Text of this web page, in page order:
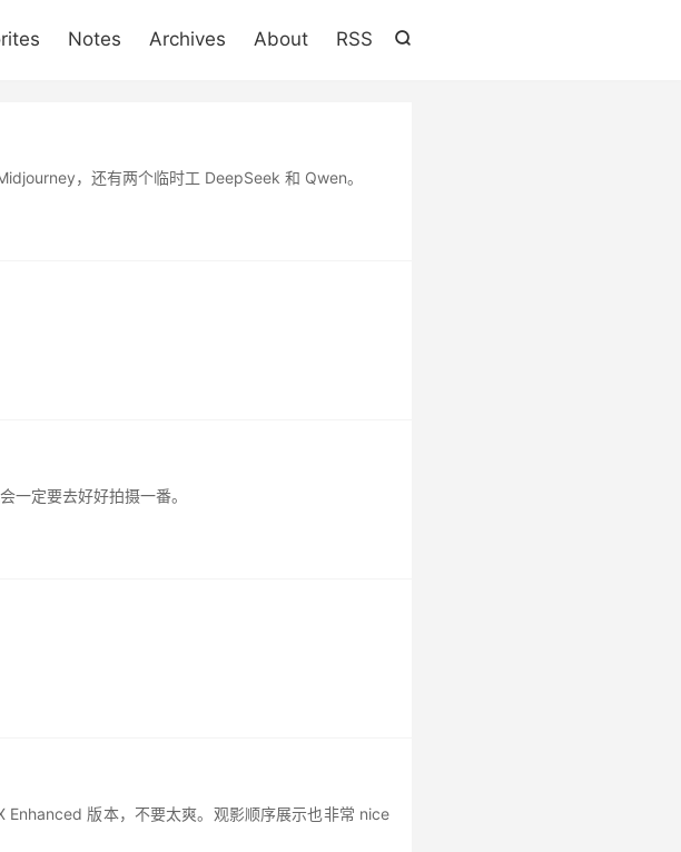

Notes Archives About RSS
，还有两个临时工 DeepSeek 和 Qwen。
一定要去好好拍摄一番。
版本，不要太爽。观影顺序展示也非常 nice